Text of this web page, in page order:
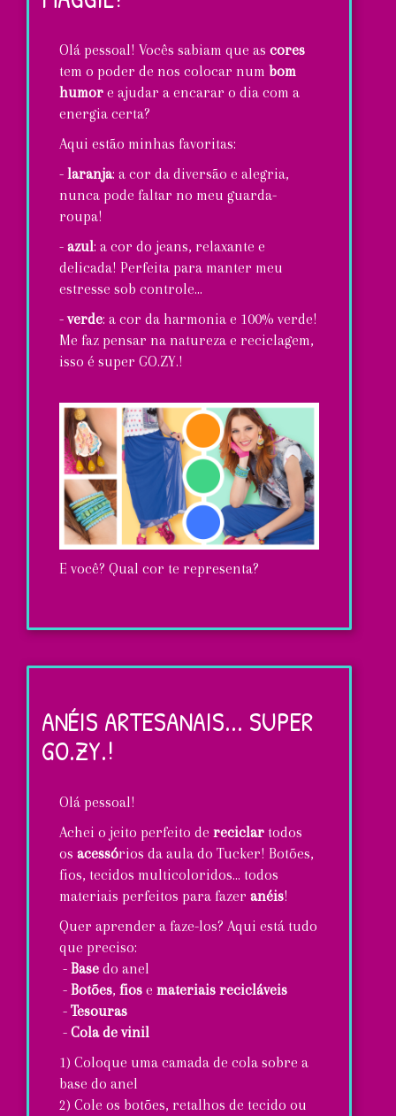
preferidos
de
Maggie
Olá pessoal! Vocês sabiam que as cores
tem o poder de nos colocar num bom
humor e ajudar a encarar o dia com a
energia certa?
Aqui estão minhas favoritas:
- laranja: a cor da diversão e alegria,
nunca pode faltar no meu guarda-
roupa!
- azul: a cor do jeans, relaxante e
delicada! Perfeita para manter meu
estresse sob controle...
-verde: a cor da harmonia e 100% verde!
Me faz pensar na natureza e reciclagem,
isso é super GO.ZY.!
E você? Qual cor te representa?
cores
bom
humor
de
Maggie!
ANÉIS ARTESANAIS... SUPER
GO.ZY.!
Olá pessoal!
Achei o jeito perfeito de reciclar todos
os acessórios da aula do Tucker! Botões,
fios, tecidos multicoloridos... todos
materiais perfeitos para fazer anéis!
Quer aprender a faze-los? Aqui está tudo
que preciso:
- Base do anel
- Botões, fios e materiais recicláveis
- Tesouras
- Cola de vinil
1) Coloque uma camada de cola sobre a
base do anel
2) Cole os botões, retalhos de tecido ou